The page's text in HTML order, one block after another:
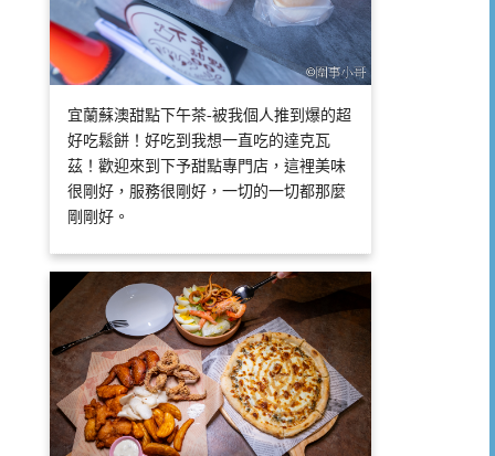
宜蘭蘇澳甜點下午茶-被我個人推到爆的超
好吃鬆餅！好吃到我想一直吃的達克瓦
茲！歡迎來到下予甜點專門店，這裡美味
很剛好，服務很剛好，一切的一切都那麼
剛剛好。